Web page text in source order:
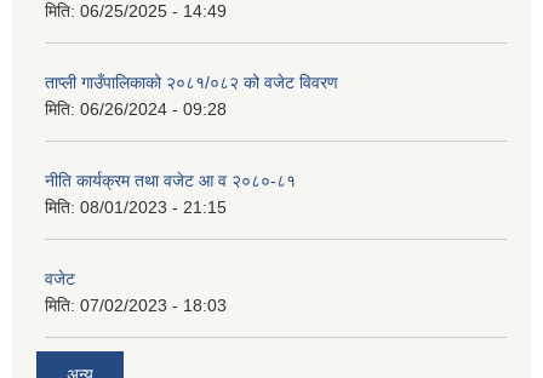
मिति: 06/25/2025 - 14:49
ताप्ली गाउँपालिकाको २०८१/०८२ को वजेट विवरण
मिति: 06/26/2024 - 09:28
नीति कार्यक्रम तथा वजेट आ व २०८०-८१
मिति: 08/01/2023 - 21:15
वजेट
मिति: 07/02/2023 - 18:03